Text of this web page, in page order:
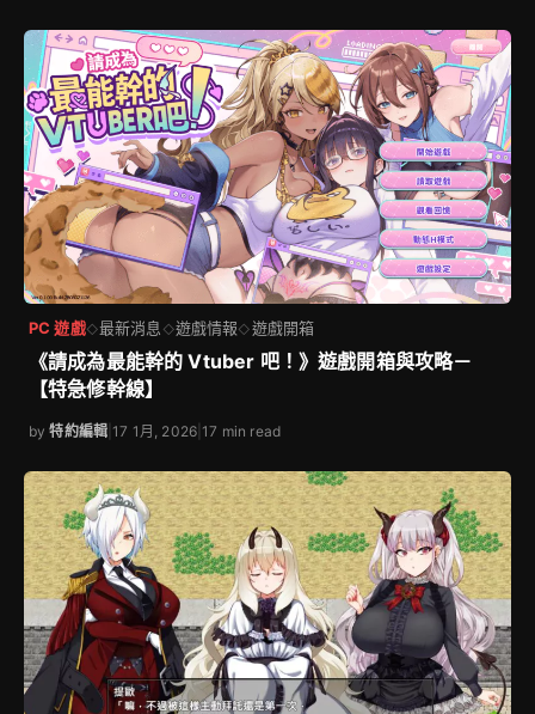
PC 遊戲◇最新消息 ◇遊戲情報◇遊戲開箱
《請成為最能幹的 Vtuber 吧！》遊戲開箱與攻略－
【特急修幹線】
by特約編輯 |17 1月, 2026 |17 min read